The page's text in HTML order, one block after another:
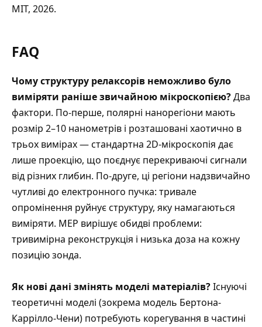
MIT, 2026.
FAQ
Чому структуру релаксорів неможливо було
виміряти раніше звичайною мікроскопією?Два
фактори. По-перше, полярні нанорегіони мають
розмір 2–10 нанометрів і розташовані хаотично в
трьох вимірах — стандартна 2D-мікроскопія дає
лише проекцію, що поєднує перекриваючі сигнали
від різних глибин. По-друге, ці регіони надзвичайно
чутливі до електронного пучка: тривале
опромінення руйнує структуру, яку намагаються
виміряти. MEP вирішує обидві проблеми:
тривимірна реконструкція і низька доза на кожну
позицію зонда.
Як нові дані змінять моделі матеріалів?Існуючі
теоретичні моделі (зокрема модель Бертона-
Каррілло-Чени) потребують корегування в частині